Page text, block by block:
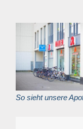
So sieht unsere